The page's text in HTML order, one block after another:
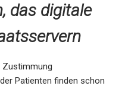
das digitale
Zustimmung
Patienten finden schon